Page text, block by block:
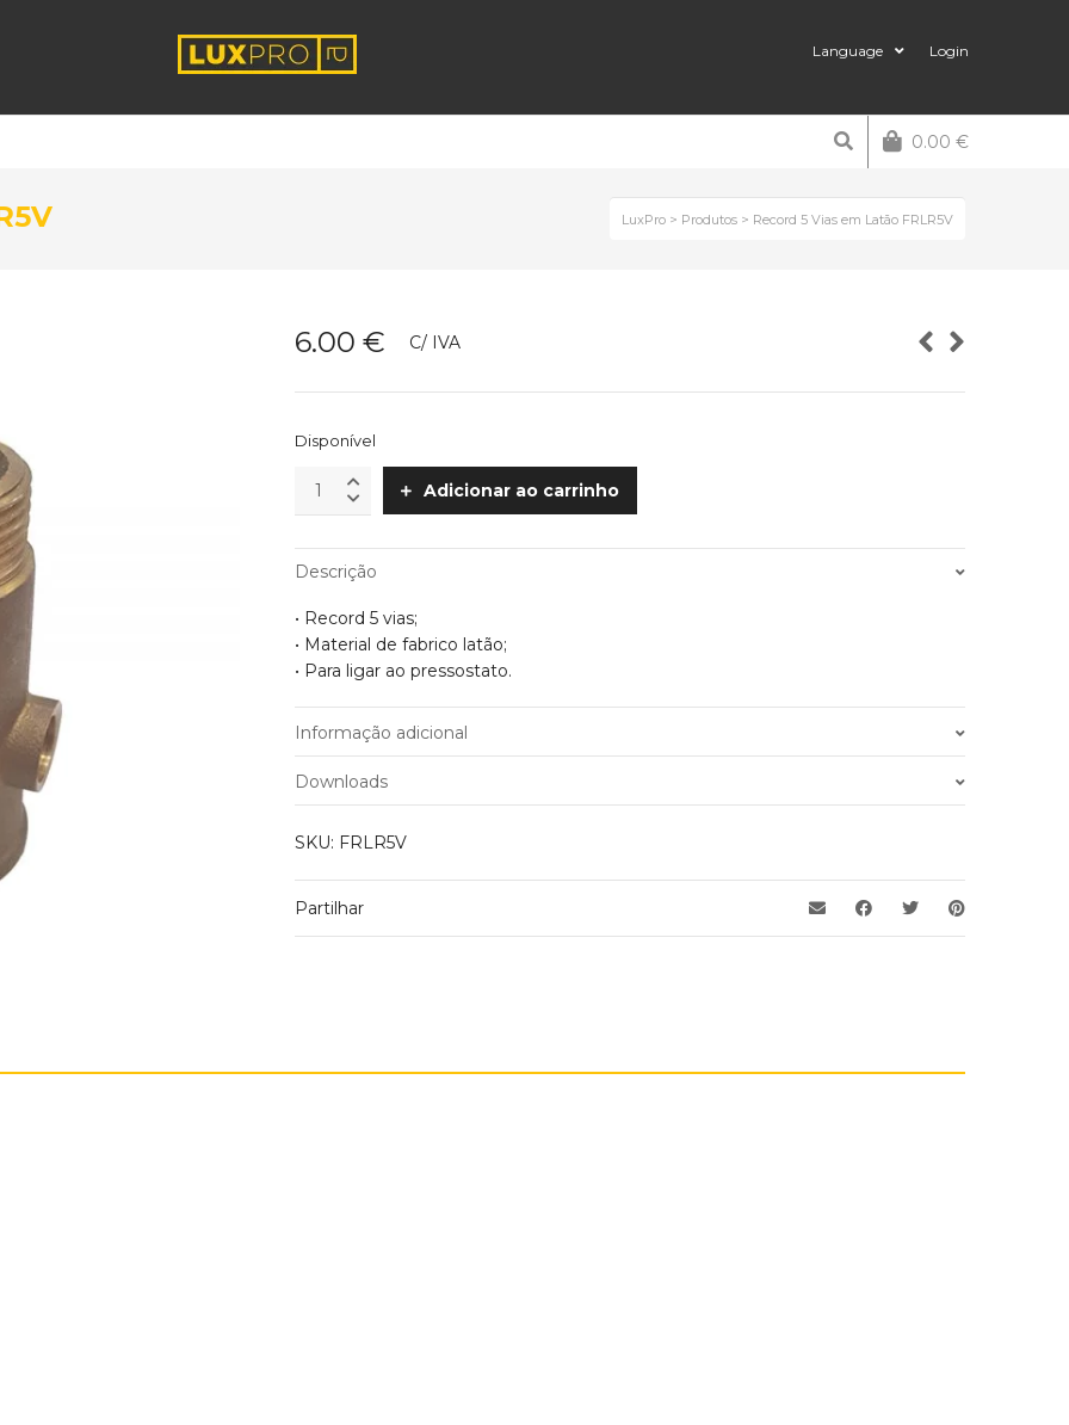
Language Login
0.00 €
LuxPro > Produtos > Record 5 Vias em Latão FRLR5V
6.00€ C/ IVA
Disponível
Record
em
Latão
quantity
Adicionar ao carrinho
Descrição
• Record 5 vias;
• Material de fabrico latão;
• Para ligar ao pressostato.
Informação adicional
Peso
Material de fabrico
Latão
Downloads
SKU: FRLR5V
Partilhar